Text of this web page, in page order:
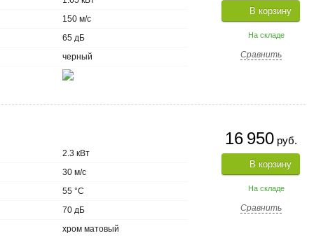
В корзину
На складе
Сравнить
150 м/с
65 дБ
черный
16 950руб.
В корзину
На складе
Сравнить
2.3 кВт
30 м/с
55 °C
70 дБ
хром матовый